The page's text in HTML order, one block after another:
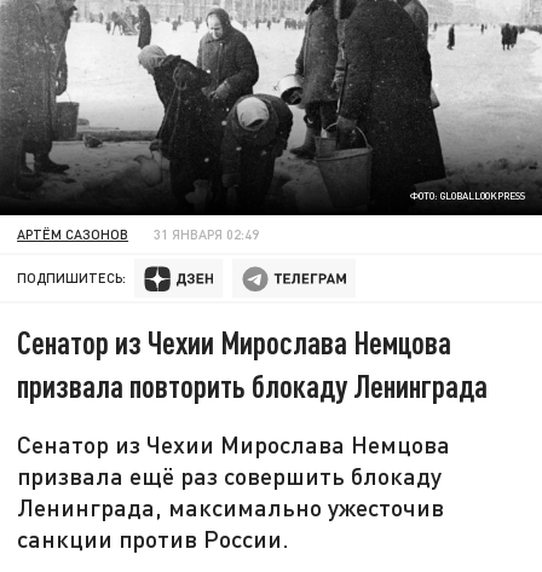
ФОТО: GLOBALLOOKPRESS
АРТЁМ САЗОНОВ 31 ЯНВАРЯ 02:49
ПОДПИШИТЕСЬ:
Сенатор из Чехии Мирослава Немцова
призвала повторить блокаду Ленинграда
Сенатор из Чехии Мирослава Немцова
призвала ещё раз совершить блокаду
Ленинграда, максимально ужесточив
санкции против России.